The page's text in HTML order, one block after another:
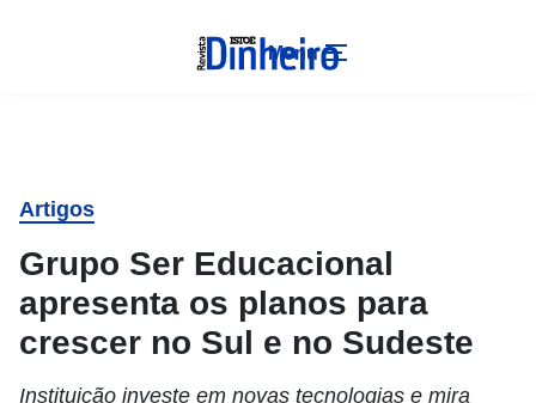
Menu
Artigos
Grupo Ser Educacional
apresenta os planos para
crescer no Sul e no Sudeste
Instituição investe em novas tecnologias e mira